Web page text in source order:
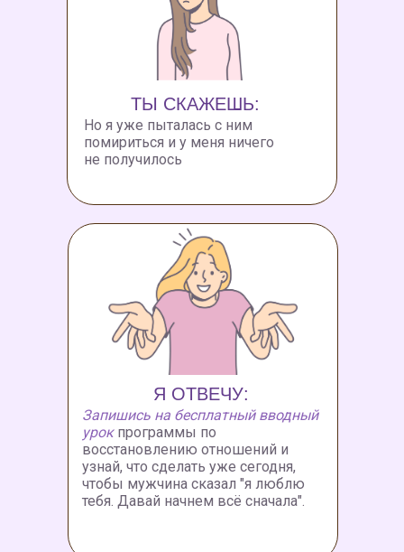
ТЫ СКАЖЕШЬ:
Но я уже пыталась с ним
помириться и у меня ничего
не получилось
Я ОТВЕЧУ:
Запишись на бесплатный вводный
урокпрограммы по
восстановлению отношений и
узнай, что сделать уже сегодня,
чтобы мужчина сказал "я люблю
тебя. Давай начнем всё сначала".